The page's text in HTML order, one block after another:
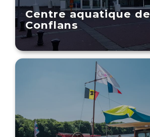
Centre aquatique de
Conflans